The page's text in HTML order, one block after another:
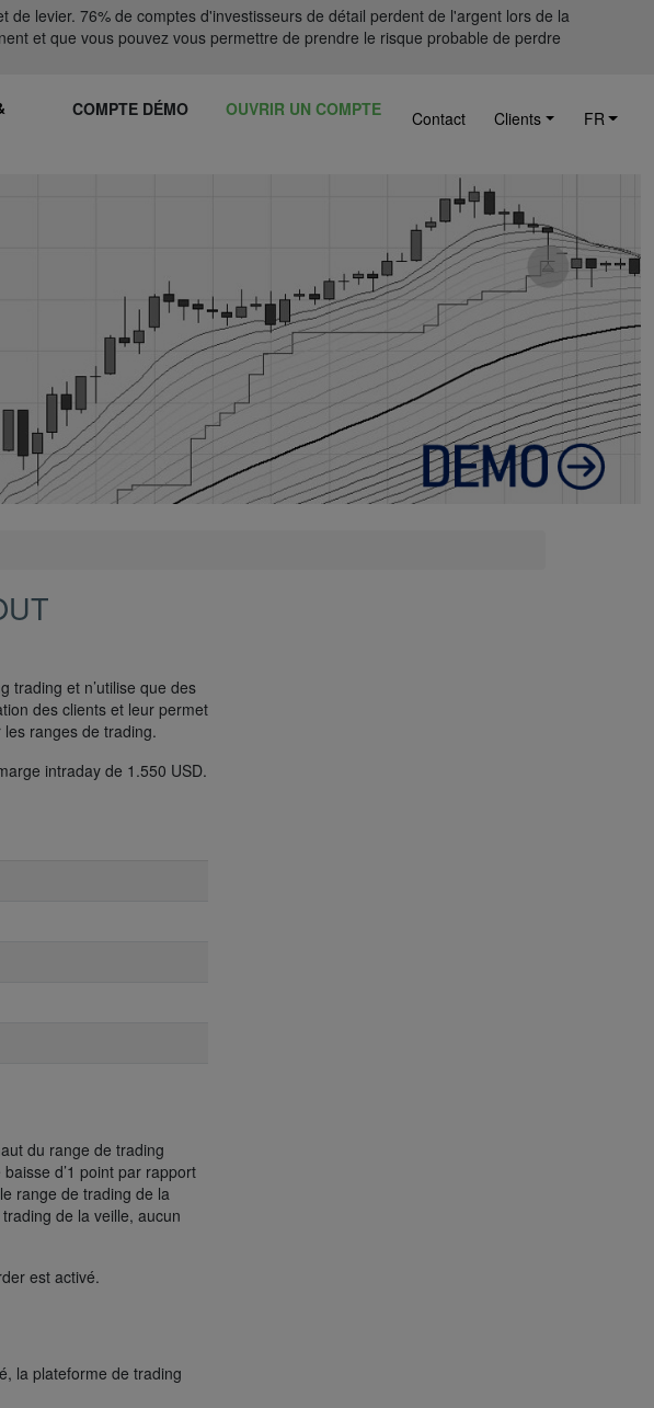
levier. 76% de comptes d'investisseurs de détail perdent de l'argent lors de la
et que vous pouvez vous permettre de prendre le risque probable de perdre
COMPTE DÉMO OUVRIR UN COMPTE Contact Clients FR
trading et n’utilise que des
des clients et leur permet
ranges de trading.
intraday de 1.550 USD.
du range de trading
d’1 point par rapport
range de trading de la
de la veille, aucun
est activé.
la plateforme de trading